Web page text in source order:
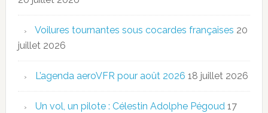
Voilures tournantes sous cocardes françaises 20
juillet 2026
L’agenda aeroVFR pour août 2026 18 juillet 2026
Un vol, un pilote : Célestin Adolphe Pégoud 17